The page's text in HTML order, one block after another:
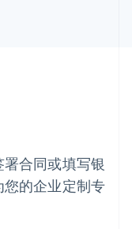
合同或填写银
的企业定制专